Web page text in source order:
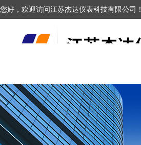
您好，欢迎访问江苏杰达仪表科技有限公司！